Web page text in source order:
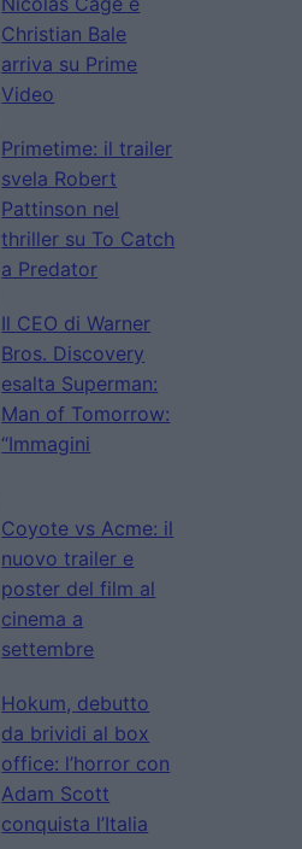
Christian Bale
arriva su Prime
Video
Primetime: il trailer
svela Robert
Pattinson nel
thriller su To Catch
a Predator
Il CEO di Warner
Bros. Discovery
esalta Superman:
Man of Tomorrow:
“Immagini
Coyote vs Acme: il
nuovo trailer e
poster del film al
cinema a
settembre
Hokum, debutto
da brividi al box
office: l’horror con
Adam Scott
conquista l’Italia